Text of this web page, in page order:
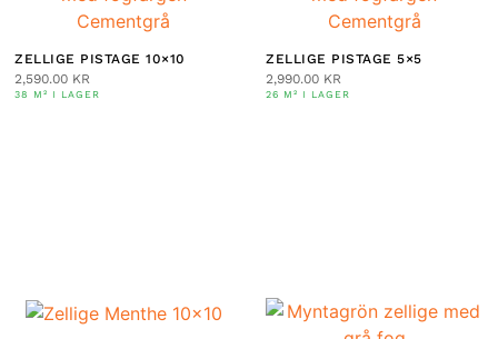
ZELLIGE PISTAGE 10×10
2,590.00 KR
38 M² I LAGER
ZELLIGE PISTAGE 5×5
2,990.00 KR
26 M² I LAGER